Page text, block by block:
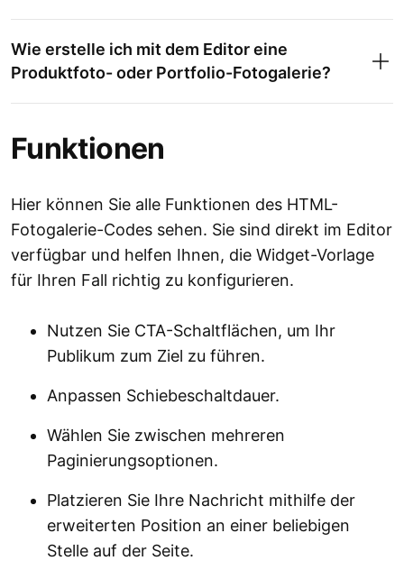
Wie erstelle ich mit dem Editor eine
Produktfoto- oder Portfolio-Fotogalerie?
Funktionen
Hier können Sie alle Funktionen des HTML-
Fotogalerie-Codes sehen. Sie sind direkt im Editor
verfügbar und helfen Ihnen, die Widget-Vorlage
für Ihren Fall richtig zu konfigurieren.
Nutzen Sie CTA-Schaltflächen, um Ihr
Publikum zum Ziel zu führen.
Anpassen Schiebeschaltdauer.
Wählen Sie zwischen mehreren
Paginierungsoptionen.
Platzieren Sie Ihre Nachricht mithilfe der
erweiterten Position an einer beliebigen
Stelle auf der Seite.